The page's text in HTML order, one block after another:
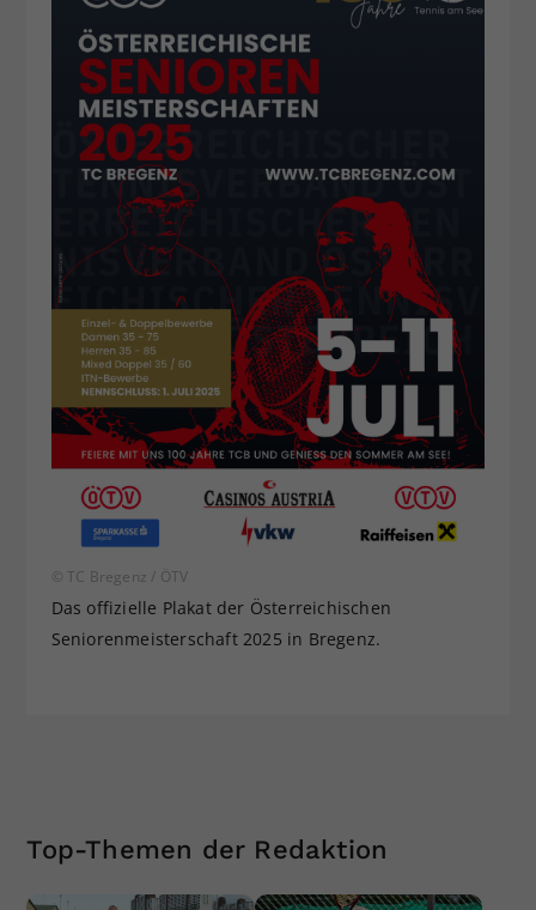
© TC Bregenz / ÖTV
Das offizielle Plakat der Österreichischen
Seniorenmeisterschaft 2025 in Bregenz.
Top-Themen der Redaktion